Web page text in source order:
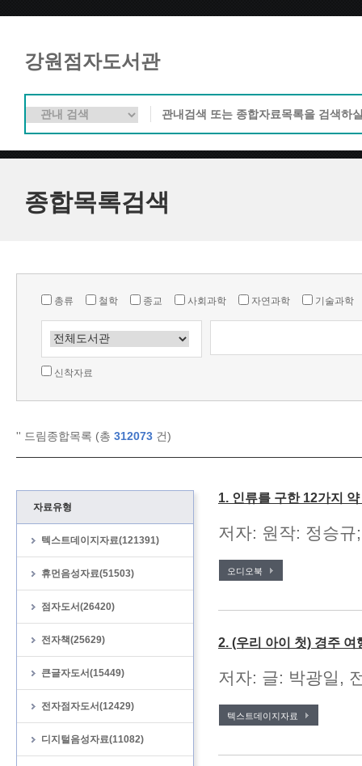
강원점자도서관
종합목록검색
총류 철학 종교 사회과학 자연과학 기술과학
신착자료
'' 드림종합목록 (총 312073 건)
자료유형
텍스트데이지자료(121391)
휴먼음성자료(51503)
점자도서(26420)
전자책(25629)
큰글자도서(15449)
전자점자도서(12429)
디지털음성자료(11082)
1. 인류를 구한 12가지
저자: 원작: 정승
오디오북
2. (우리 아이 첫) 경주 여
저자: 글: 박광일,
텍스트데이지자료